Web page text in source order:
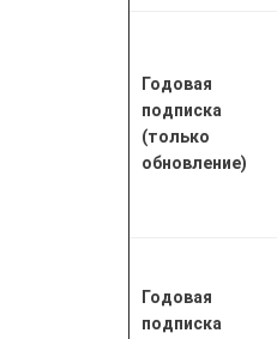
Годовая
подписка
(только
обновление)
Годовая
подписка